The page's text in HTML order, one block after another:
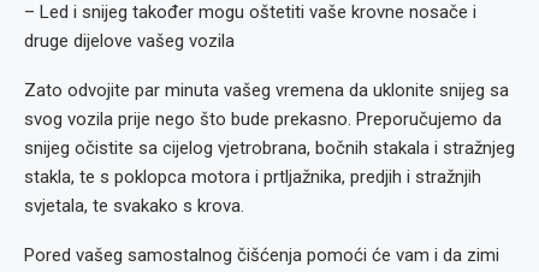
– Led i snijeg također mogu oštetiti vaše krovne nosače i
druge dijelove vašeg vozila
Zato odvojite par minuta vašeg vremena da uklonite snijeg sa
svog vozila prije nego što bude prekasno. Preporučujemo da
snijeg očistite sa cijelog vjetrobrana, bočnih stakala i stražnjeg
stakla, te s poklopca motora i prtljažnika, predjih i stražnjih
svjetala, te svakako s krova.
Pored vašeg samostalnog čišćenja pomoći će vam i da zimi